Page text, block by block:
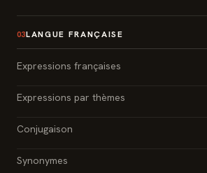
03LANGUE FRANÇAISE
Expressions françaises
Expressions par thèmes
Conjugaison
Synonymes